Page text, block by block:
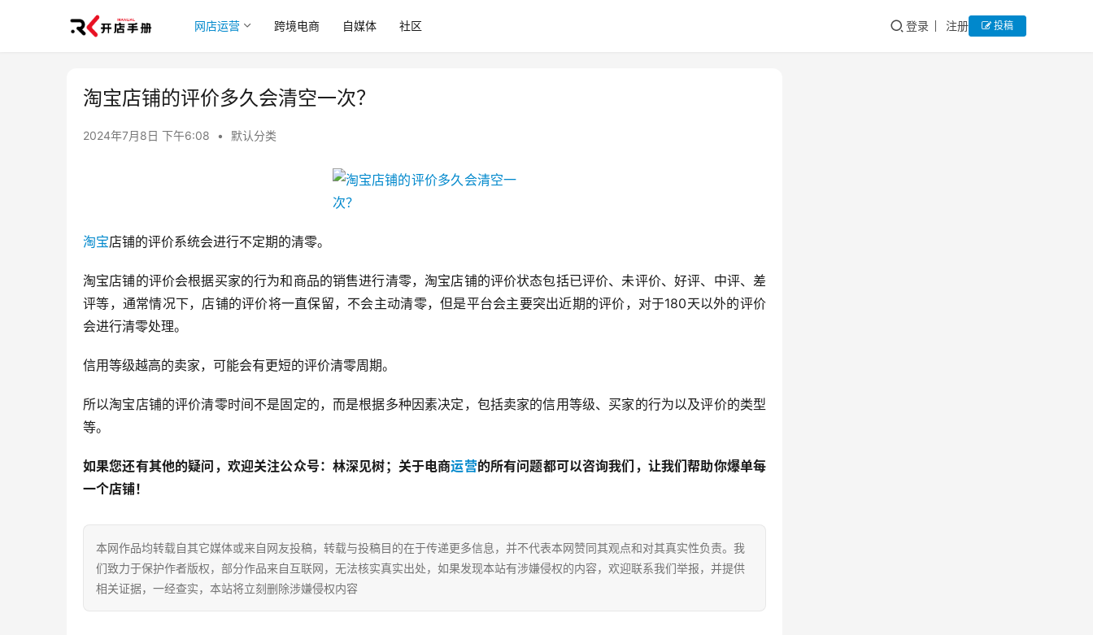
网店运营 跨境电商 自媒体 社区 登录 注册 投稿
淘宝店铺的评价多久会清空一次？
2024年7月8日 下午6:08 • 默认分类
淘宝店铺的评价系统会进行不定期的清零。
淘宝店铺的评价会根据买家的行为和商品的销售进行清零，淘宝店铺的评价状态包括已评价、未评价、好评、中评、差
评等，通常情况下，店铺的评价将一直保留，不会主动清零，但是平台会主要突出近期的评价，对于180天以外的评价
会进行清零处理。
信用等级越高的卖家，可能会有更短的评价清零周期。
所以淘宝店铺的评价清零时间不是固定的，而是根据多种因素决定，包括卖家的信用等级、买家的行为以及评价的类型
等。
如果您还有其他的疑问，欢迎关注公众号：林深见树；关于电商运营的所有问题都可以咨询我们，让我们帮助你爆单每
一个店铺！
本网作品均转载自其它媒体或来自网友投稿，转载与投稿目的在于传递更多信息，并不代表本网赞同其观点和对其真实性负责。我
们致力于保护作者版权，部分作品来自互联网，无法核实真实出处，如果发现本站有涉嫌侵权的内容，欢迎联系我们举报，并提供
相关证据，一经查实，本站将立刻删除涉嫌侵权内容